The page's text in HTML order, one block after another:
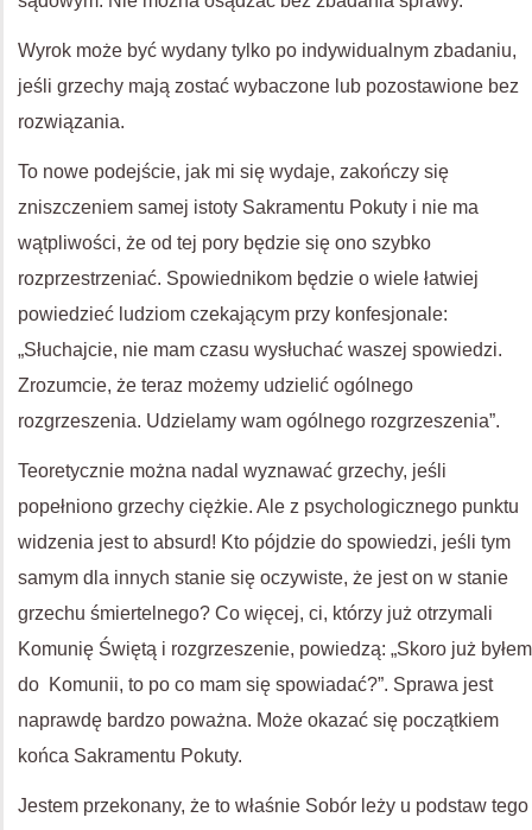
Wyrok może być wydany tylko po indywidualnym zbadaniu,
jeśli grzechy mają zostać wybaczone lub pozostawione bez
rozwiązania.
To nowe podejście, jak mi się wydaje, zakończy się
zniszczeniem samej istoty Sakramentu Pokuty i nie ma
wątpliwości, że od tej pory będzie się ono szybko
rozprzestrzeniać. Spowiednikom będzie o wiele łatwiej
powiedzieć ludziom czekającym przy konfesjonale:
„Słuchajcie, nie mam czasu wysłuchać waszej spowiedzi.
Zrozumcie, że teraz możemy udzielić ogólnego
rozgrzeszenia. Udzielamy wam ogólnego rozgrzeszenia”.
Teoretycznie można nadal wyznawać grzechy, jeśli
popełniono grzechy ciężkie. Ale z psychologicznego punktu
widzenia jest to absurd! Kto pójdzie do spowiedzi, jeśli tym
samym dla innych stanie się oczywiste, że jest on w stanie
grzechu śmiertelnego? Co więcej, ci, którzy już otrzymali
Komunię Świętą i rozgrzeszenie, powiedzą: „Skoro już byłem
do Komunii, to po co mam się spowiadać?”. Sprawa jest
naprawdę bardzo poważna. Może okazać się początkiem
końca Sakramentu Pokuty.
Jestem przekonany, że to właśnie Sobór leży u podstaw tego